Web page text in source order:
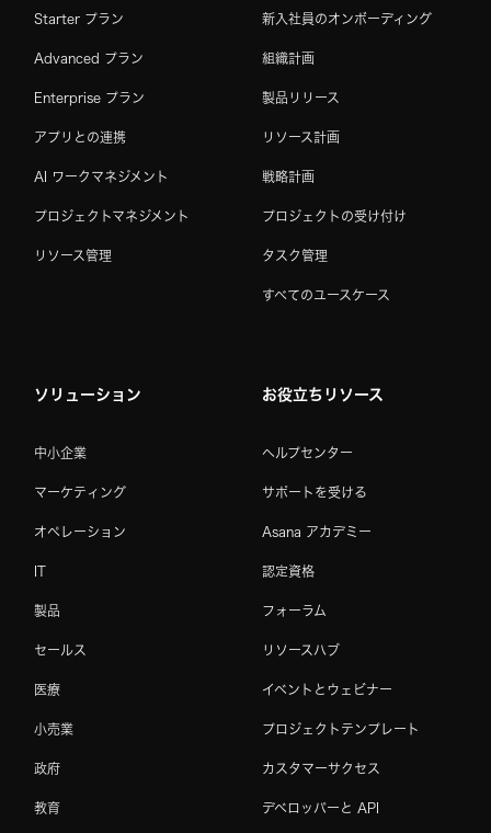
Starter プラン
Advanced プラン
Enterprise プラン
アプリとの連携
AI ワークマネジメント
プロジェクトマネジメント
リソース管理
新入社員のオンボーディング
組織計画
製品リリース
リソース計画
戦略計画
プロジェクトの受け付け
タスク管理
すべてのユースケース
ソリューション
中小企業
マーケティング
オペレーション
IT
製品
セールス
医療
小売業
政府
教育
お役立ちリソース
ヘルプセンター
サポートを受ける
Asana アカデミー
認定資格
フォーラム
リソースハブ
イベントとウェビナー
プロジェクトテンプレート
カスタマーサクセス
デベロッパーと API